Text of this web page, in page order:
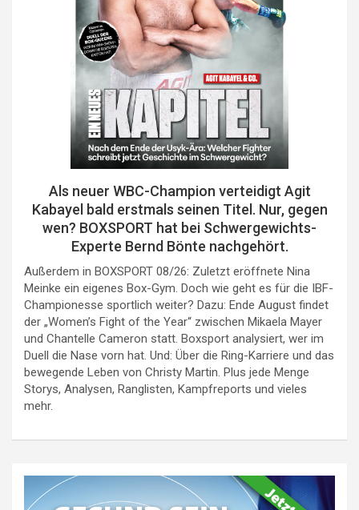
Als neuer WBC-Champion verteidigt Agit
Kabayel bald erstmals seinen Titel. Nur, gegen
wen? BOXSPORT hat bei Schwergewichts-
Experte Bernd Bönte nachgehört.
Außerdem in BOXSPORT 08/26: Zuletzt eröffnete Nina
Meinke ein eigenes Box-Gym. Doch wie geht es für die IBF-
Championesse sportlich weiter? Dazu: Ende August findet
der „Women’s Fight of the Year“ zwischen Mikaela Mayer
und Chantelle Cameron statt. Boxsport analysiert, wer im
Duell die Nase vorn hat. Und: Über die Ring-Karriere und das
bewegende Leben von Christy Martin. Plus jede Menge
Storys, Analysen, Ranglisten, Kampfreports und vieles
mehr.